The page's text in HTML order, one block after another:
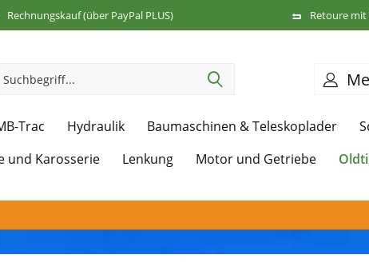
Rechnungskauf (über PayPal PLUS) Retoure mit
Trac Hydraulik Baumaschinen & Teleskoplader
und Karosserie Lenkung Motor und Getriebe